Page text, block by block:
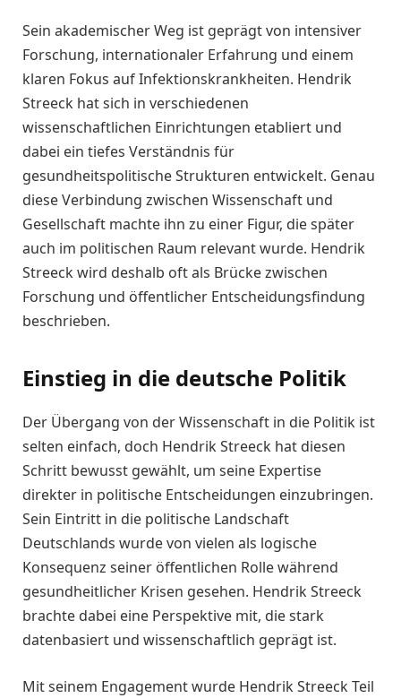
Sein akademischer Weg ist geprägt von intensiver
Forschung, internationaler Erfahrung und einem
klaren Fokus auf Infektionskrankheiten. Hendrik
Streeck hat sich in verschiedenen
wissenschaftlichen Einrichtungen etabliert und
dabei ein tiefes Verständnis für
gesundheitspolitische Strukturen entwickelt. Genau
diese Verbindung zwischen Wissenschaft und
Gesellschaft machte ihn zu einer Figur, die später
auch im politischen Raum relevant wurde. Hendrik
Streeck wird deshalb oft als Brücke zwischen
Forschung und öffentlicher Entscheidungsfindung
beschrieben.
Einstieg in die deutsche Politik
Der Übergang von der Wissenschaft in die Politik ist
selten einfach, doch Hendrik Streeck hat diesen
Schritt bewusst gewählt, um seine Expertise
direkter in politische Entscheidungen einzubringen.
Sein Eintritt in die politische Landschaft
Deutschlands wurde von vielen als logische
Konsequenz seiner öffentlichen Rolle während
gesundheitlicher Krisen gesehen. Hendrik Streeck
brachte dabei eine Perspektive mit, die stark
datenbasiert und wissenschaftlich geprägt ist.
Mit seinem Engagement wurde Hendrik Streeck Teil